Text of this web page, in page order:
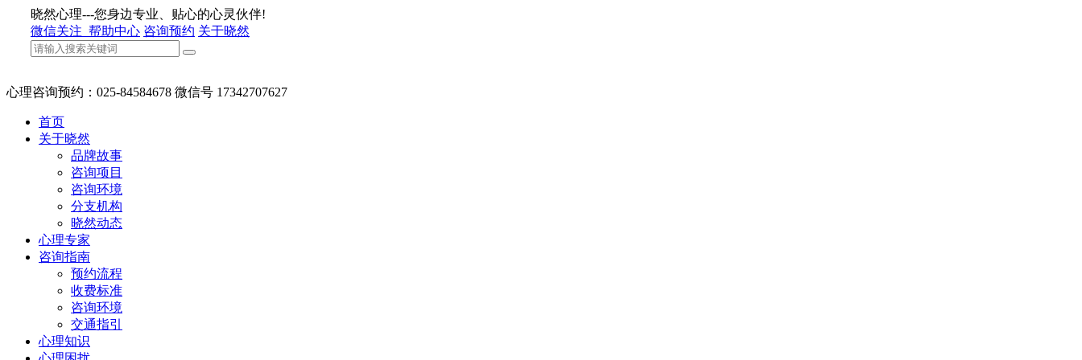
晓然心理---您身边专业、贴心的心灵伙伴!
微信关注 帮助中心 咨询预约 关于晓然
心理咨询预约：025-84584678 微信号 17342707627
首页
关于晓然
品牌故事
咨询项目
咨询环境
分支机构
晓然动态
心理专家
咨询指南
预约流程
收费标准
咨询环境
交通指引
心理知识